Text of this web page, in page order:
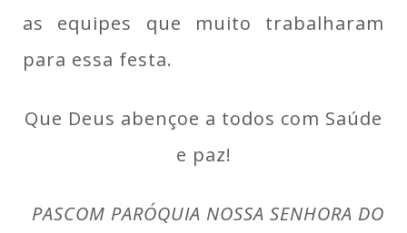
as equipes que muito trabalharam
para essa festa.
Que Deus abençoe a todos com Saúde
e paz!
PASCOM PARÓQUIA NOSSA SENHORA DO